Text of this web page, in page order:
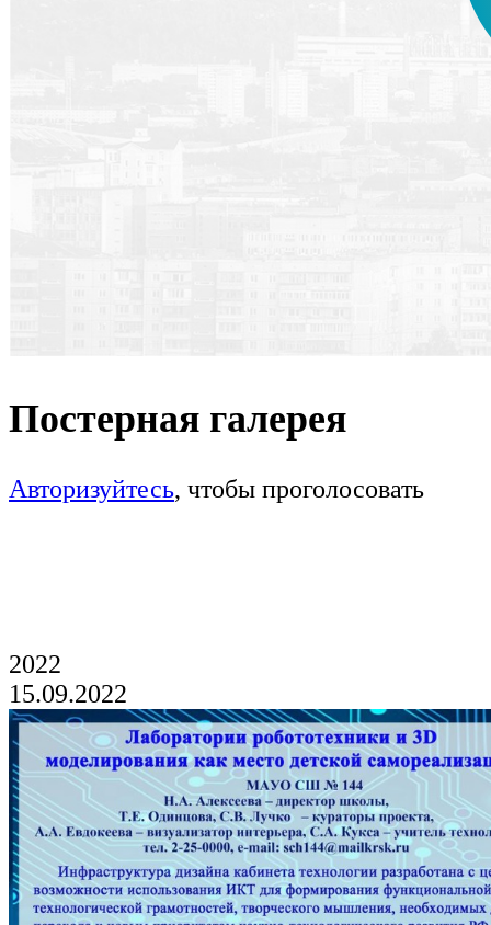
Постерная галерея
Авторизуйтесь, чтобы проголосовать
2022
15.09.2022